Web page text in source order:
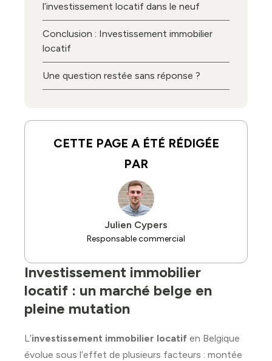
Investissement immobilier
locatif : un marché belge en
pleine mutation
L’investissement immobilier locatif en Belgique
évolue sous l’effet de plusieurs facteurs : montée
l’investissement locatif dans le neuf
Conclusion : Investissement immobilier
locatif
Une question restée sans réponse ?
CETTE PAGE A ÉTÉ RÉDIGÉE
PAR
Julien Cypers
Responsable commercial